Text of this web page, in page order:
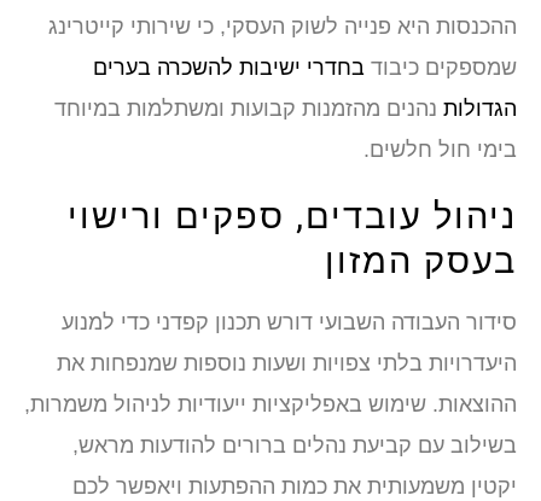
ההכנסות היא פנייה לשוק העסקי, כי שירותי קייטרינג
שמספקים כיבוד בחדרי ישיבות להשכרה בערים
הגדולות נהנים מהזמנות קבועות ומשתלמות במיוחד
בימי חול חלשים.
ניהול עובדים, ספקים ורישוי
בעסק המזון
סידור העבודה השבועי דורש תכנון קפדני כדי למנוע
היעדרויות בלתי צפויות ושעות נוספות שמנפחות את
ההוצאות. שימוש באפליקציות ייעודיות לניהול משמרות,
בשילוב עם קביעת נהלים ברורים להודעות מראש,
יקטין משמעותית את כמות ההפתעות ויאפשר לכם